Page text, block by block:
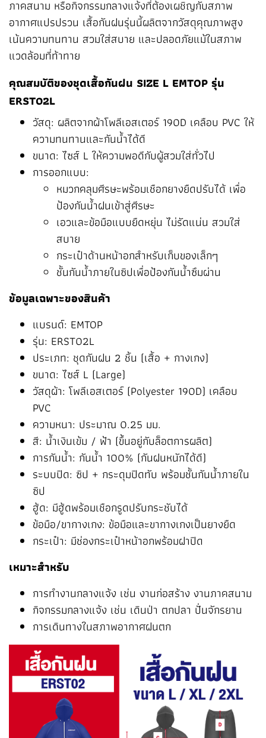
ภาคสนาม หรือกิจกรรมกลางแจ้งที่ต้องเผชิญกับสภาพ
อากาศแปรปรวน เสื้อกันฝนรุ่นนี้ผลิตจากวัสดุคุณภาพสูง
เน้นความทนทาน สวมใส่สบาย และปลอดภัยแม้ในสภาพ
แวดล้อมที่ท้าทาย
คุณสมบัติของชุดเสื้อกันฝน SIZE L EMTOP รุ่น
ERST02L
วัสดุ: ผลิตจากผ้าโพลีเอสเตอร์ 190D เคลือบ PVC ให้
ความทนทานและกันน้ำได้ดี
ขนาด: ไซส์ L ให้ความพอดีกับผู้สวมใส่ทั่วไป
การออกแบบ:
หมวกคลุมศีรษะพร้อมเชือกยางยืดปรับได้ เพื่อ
ป้องกันน้ำฝนเข้าสู่ศีรษะ
เอวและข้อมือแบบยืดหยุ่น ไม่รัดแน่น สวมใส่
สบาย
กระเป๋าด้านหน้าอกสำหรับเก็บของเล็กๆ
ชั้นกันน้ำภายในซิปเพื่อป้องกันน้ำซึมผ่าน
ข้อมูลเฉพาะของสินค้า
แบรนด์: EMTOP
รุ่น: ERST02L
ประเภท: ชุดกันฝน 2 ชิ้น (เสื้อ + กางเกง)
ขนาด: ไซส์ L (Large)
วัสดุผ้า: โพลีเอสเตอร์ (Polyester 190D) เคลือบ
PVC
ความหนา: ประมาณ 0.25 มม.
สี: น้ำเงินเข้ม / ฟ้า (ขึ้นอยู่กับล็อตการผลิต)
การกันน้ำ: กันน้ำ 100% (กันฝนหนักได้ดี)
ระบบปิด: ซิป + กระดุมปิดทับ พร้อมชั้นกันน้ำภายใน
ซิป
ฮู้ด: มีฮู้ดพร้อมเชือกรูดปรับกระชับได้
ข้อมือ/ขากางเกง: ข้อมือและขากางเกงเป็นยางยืด
กระเป๋า: มีช่องกระเป๋าหน้าอกพร้อมฝาปิด
เหมาะสำหรับ
การทำงานกลางแจ้ง เช่น งานก่อสร้าง งานภาคสนาม
กิจกรรมกลางแจ้ง เช่น เดินป่า ตกปลา ปั่นจักรยาน
การเดินทางในสภาพอากาศฝนตก